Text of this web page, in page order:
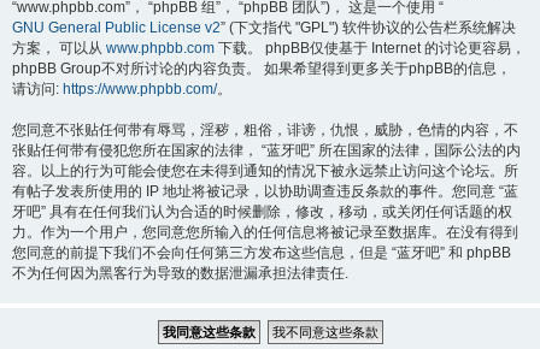
“www.phpbb.com”， “phpBB 组”， “phpBB 团队”)， 这是一个使用 “
GNU General Public License v2” (下文指代 "GPL") 软件协议的公告栏系统解决
方案， 可以从 www.phpbb.com 下载。 phpBB仅使基于 Internet 的讨论更容易，
phpBB Group不对所讨论的内容负责。 如果希望得到更多关于phpBB的信息，
请访问: https://www.phpbb.com/。
您同意不张贴任何带有辱骂，淫秽，粗俗，诽谤，仇恨，威胁，色情的内容，不
张贴任何带有侵犯您所在国家的法律， “蓝牙吧” 所在国家的法律，国际公法的内
容。以上的行为可能会使您在未得到通知的情况下被永远禁止访问这个论坛。所
有帖子发表所使用的 IP 地址将被记录，以协助调查违反条款的事件。您同意 “蓝
牙吧” 具有在任何我们认为合适的时候删除，修改，移动，或关闭任何话题的权
力。作为一个用户，您同意您所输入的任何信息将被记录至数据库。在没有得到
您同意的前提下我们不会向任何第三方发布这些信息，但是 “蓝牙吧” 和 phpBB
不为任何因为黑客行为导致的数据泄漏承担法律责任.